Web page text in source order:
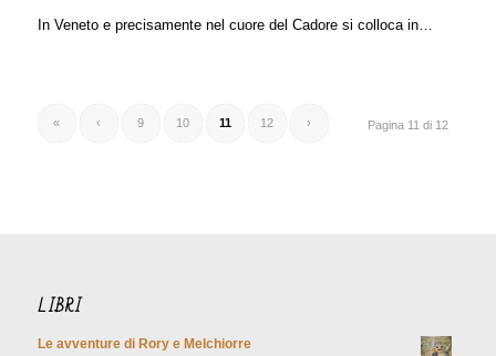
In Veneto e precisamente nel cuore del Cadore si colloca in…
Pagina 11 di 12
« ‹ 9 10 11 12 ›
LIBRI
Le avventure di Rory e Melchiorre